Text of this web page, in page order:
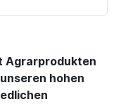
Agrarprodukten
hohen